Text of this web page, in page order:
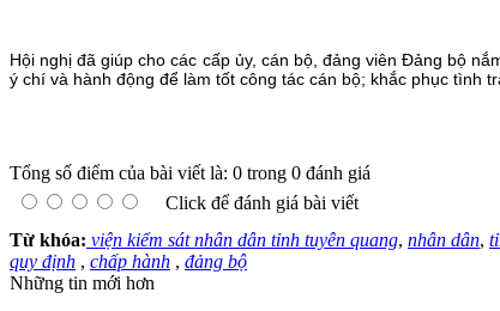
Hội nghị đã giúp cho các cấp ủy, cán bộ, đảng viên Đảng bộ
ý chí và hành động để làm tốt công tác cán bộ; khắc phục tình
Tổng số điểm của bài viết là: 0 trong 0 đánh giá
Click để đánh giá bài viết
Từ khóa: viện kiểm sát nhân dân tỉnh tuyên quang, nhân dân,
quy định , chấp hành , đảng bộ
Những tin mới hơn